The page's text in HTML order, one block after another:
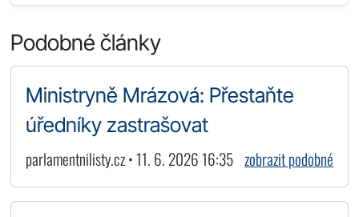
Podobné články
Ministryně Mrázová: Přestaňte
úředníky zastrašovat
parlamentnilisty.cz • 11. 6. 2026 16:35 zobrazit podobné